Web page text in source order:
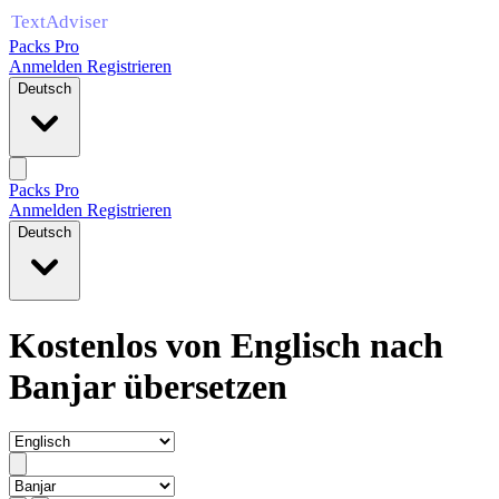
Packs Pro
Anmelden Registrieren
Deutsch
Packs Pro
Anmelden Registrieren
Deutsch
Kostenlos von Englisch nach
Banjar übersetzen